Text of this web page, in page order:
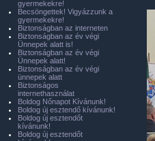
gyermekekre!
Becsöngettek! Vigyázzunk a
gyermekekre!
Biztonságban az interneten
Biztonságban az év végi
Ünnepek alatt is!
Biztonságban az év végi
Ünnepek alatt!
Biztonságban az év végi
ünnepek alatt
Biztonságos
internethasználat
Boldog Nőnapot Kívánunk!
Boldog új esztendő kívánunk!
Boldog új esztendőt
kívánunk!
Boldog új esztendőt